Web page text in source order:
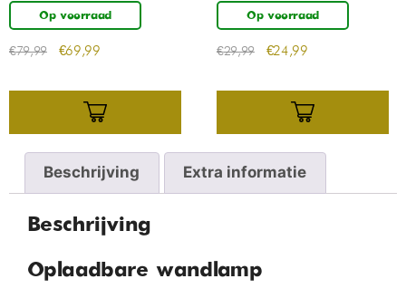
Op voorraad
€79,99 €69,99
Op voorraad
€29,99 €24,99
Beschrijving Extra informatie
Beschrijving
Oplaadbare wandlamp